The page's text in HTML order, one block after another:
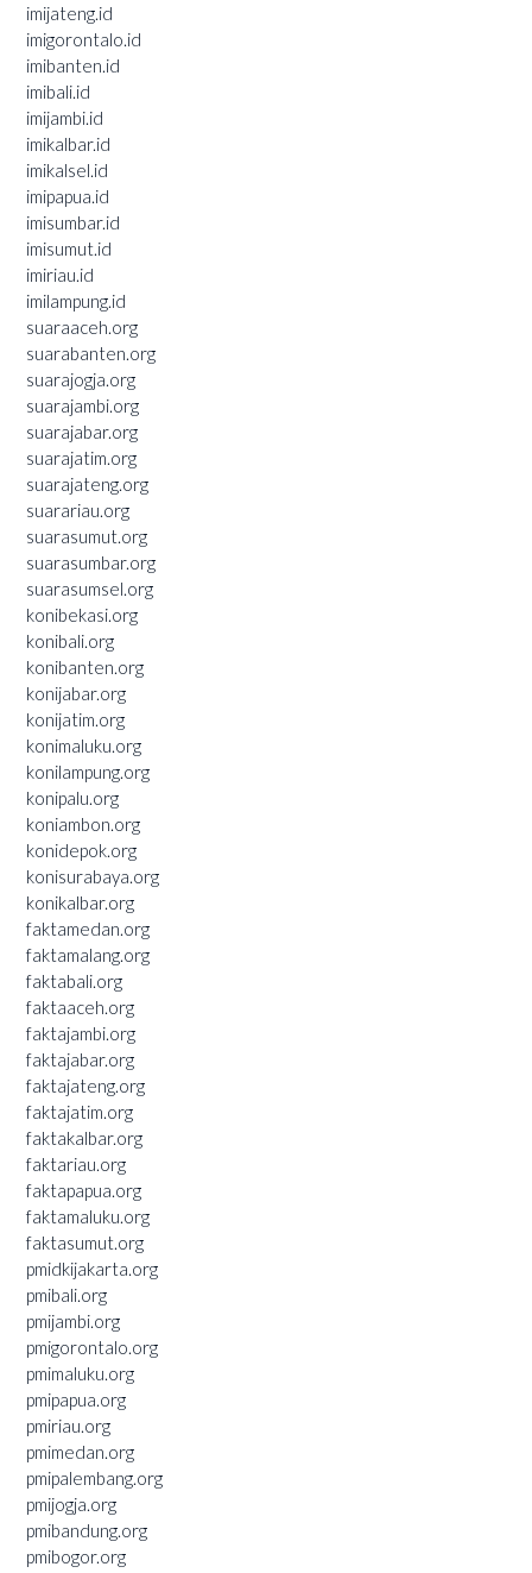
imijateng.id
imigorontalo.id
imibanten.id
imibali.id
imijambi.id
imikalbar.id
imikalsel.id
imipapua.id
imisumbar.id
imisumut.id
imiriau.id
imilampung.id
suaraaceh.org
suarabanten.org
suarajogja.org
suarajambi.org
suarajabar.org
suarajatim.org
suarajateng.org
suarariau.org
suarasumut.org
suarasumbar.org
suarasumsel.org
konibekasi.org
konibali.org
konibanten.org
konijabar.org
konijatim.org
konimaluku.org
konilampung.org
konipalu.org
koniambon.org
konidepok.org
konisurabaya.org
konikalbar.org
faktamedan.org
faktamalang.org
faktabali.org
faktaaceh.org
faktajambi.org
faktajabar.org
faktajateng.org
faktajatim.org
faktakalbar.org
faktariau.org
faktapapua.org
faktamaluku.org
faktasumut.org
pmidkijakarta.org
pmibali.org
pmijambi.org
pmigorontalo.org
pmimaluku.org
pmipapua.org
pmiriau.org
pmimedan.org
pmipalembang.org
pmijogja.org
pmibandung.org
pmibogor.org